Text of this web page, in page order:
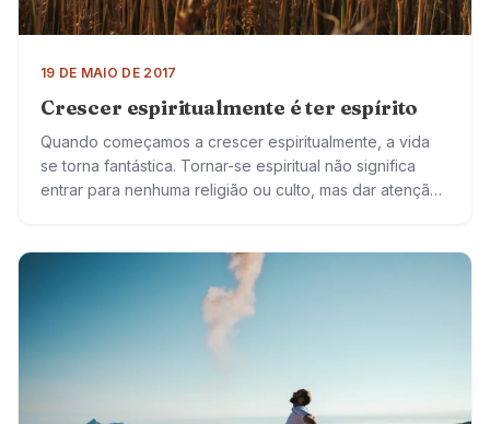
19 DE MAIO DE 2017
Crescer espiritualmente é ter espírito
Quando começamos a crescer espiritualmente, a vida
se torna fantástica. Tornar-se espiritual não significa
entrar para nenhuma religião ou culto, mas dar atenção